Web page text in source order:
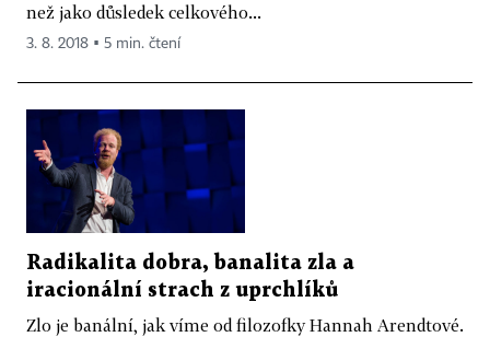
než jako důsledek celkového...
3. 8. 2018 ▪ 5 min. čtení
Radikalita dobra, banalita zla a
iracionální strach z uprchlíků
Zlo je banální, jak víme od filozofky Hannah Arendtové.